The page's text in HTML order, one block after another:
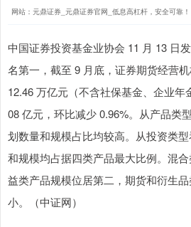
网站：元鼎证券_元鼎证券官网_低息高杠杆，安全可靠！
中国证券投资基金业协会 11 月 13 日
名第一，截至 9 月底，证券期货经营
12.46 万亿元（不含社保基金、企业年
08 亿元，环比减少 0.96%。从产品类
划数量和规模占比均较高。从投资类
和规模均占据四类产品最大比例。混
益类产品规模位居第二，期货和衍生
小。（中证网）